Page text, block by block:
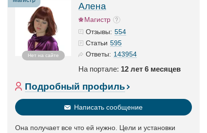
Нет на сайте
Алена
Магистр
Отзывы: 554
Статьи 595
Ответы: 143954
На портале: 12 лет 6 месяцев
Подробный профиль
Написать сообщение
Она получает все что ей нужно. Цели и установки